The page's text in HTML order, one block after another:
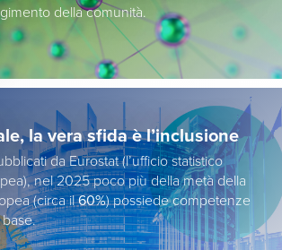
della comunità.
la vera sfida è l’inclusione
da Eurostat (l’ufficio statistico
nel 2025 poco più della metà della
(circa il60%) possiede competenze